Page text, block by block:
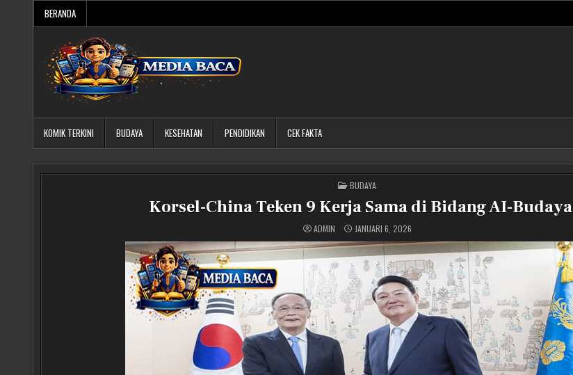
BERANDA
Media Baca
KOMIK TERKINI BUDAYA KESEHATAN PENDIDIKAN CEK FAKTA
POSTED
IN
BUDAYA
Korsel-China Teken 9 Kerja Sama di Bidang AI-Budaya
ADMIN JANUARI 6, 2026